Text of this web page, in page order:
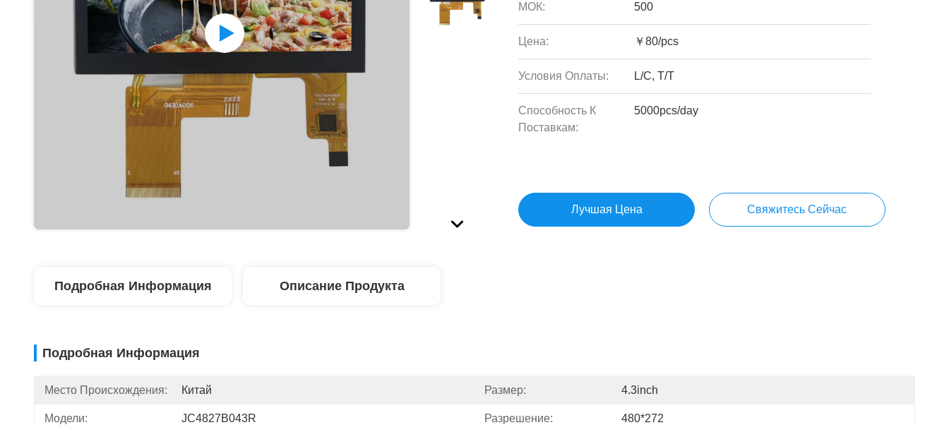
МОК: 500
Цена: ￥80/pcs
Условия Оплаты: L/C, T/T
Способность К
Поставкам:
5000pcs/day
Лучшая Цена Свяжитесь Сейчас
Подробная Информация Описание Продукта
Подробная Информация
Место Происхождения: Китай Размер: 4.3inch
Модели: JC4827B043R Разрешение: 480*272